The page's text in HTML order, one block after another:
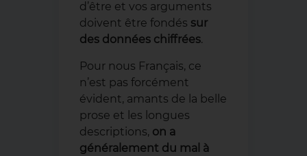
d’être et vos arguments
doivent être fondés sur
des données chiffrées.
Pour nous Français, ce
n’est pas forcément
évident, amants de la belle
prose et les longues
descriptions, on a
généralement du mal à